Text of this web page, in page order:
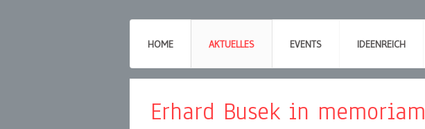
HOME AKTUELLES EVENTS IDEENREICH
Erhard Busek in memoriam